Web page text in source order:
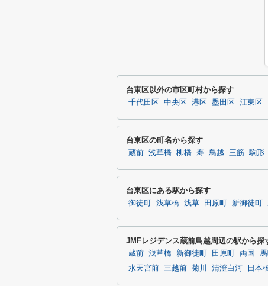
台東区以外の市区町村から探す
千代田区 中央区 港区 墨田区 江東区
台東区の町名から探す
蔵前 浅草橋 柳橋 寿 鳥越 三筋 駒形
台東区にある駅から探す
御徒町 浅草橋 浅草 田原町 新御徒町
JMFレジデンス蔵前鳥越周辺の駅から探
蔵前 浅草橋 新御徒町 田原町 両国 馬
水天宮前 三越前 菊川 清澄白河 日本